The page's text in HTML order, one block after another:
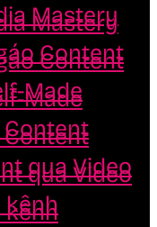
Mastery
Content
Made
Content
qua Video
kênh
Mastery
Content
Made
Content
qua Video
kênh